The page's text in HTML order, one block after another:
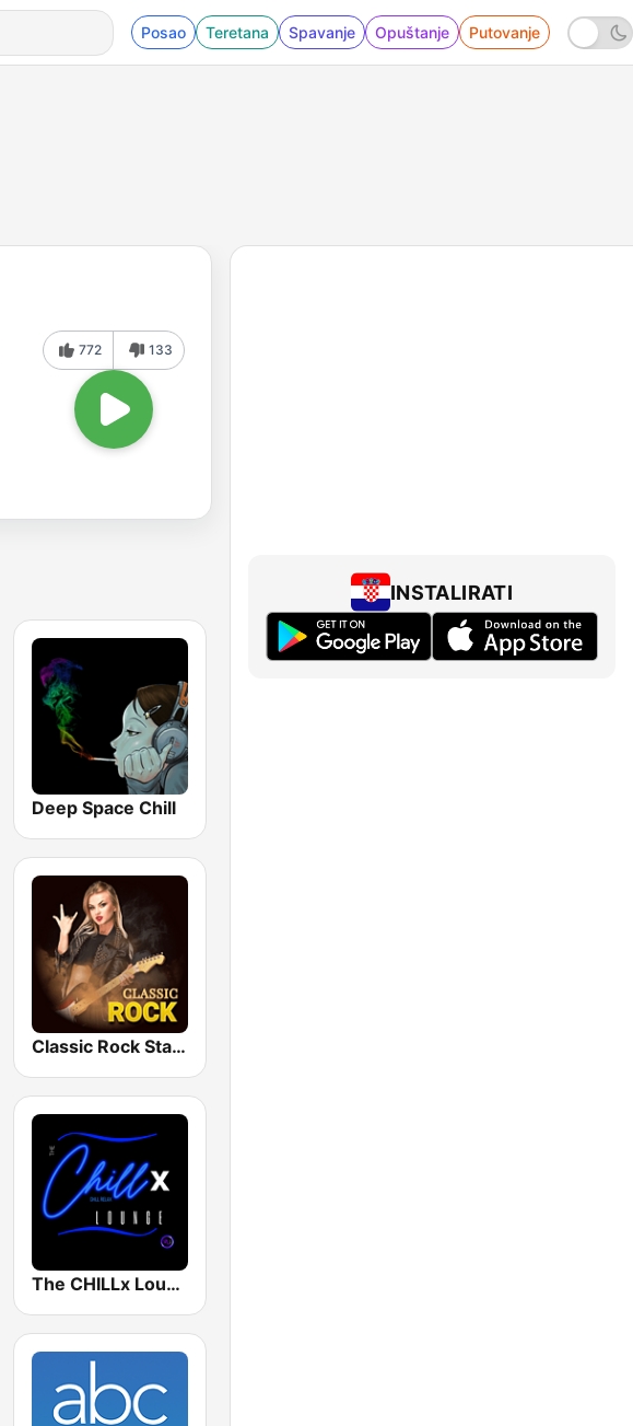
Posao Teretana Spavanje Opuštanje Putovanje
772 133
Deep Space Chill
Classic Rock Station
The CHILLx Lounge
INSTALIRATI